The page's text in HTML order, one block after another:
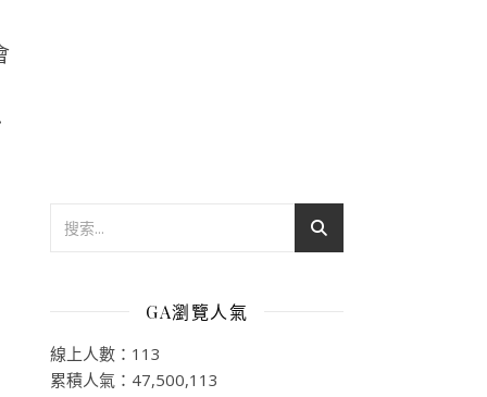
GA瀏覽人氣
線上人數：113
累積人氣：47,500,113